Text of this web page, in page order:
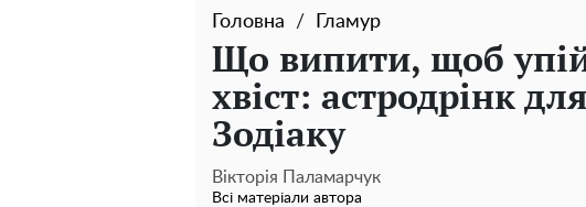
Головна Гламур
Що випити, щоб
хвіст: астродрінк
Зодіаку
Вікторія Паламарчук
Всі матеріали автора